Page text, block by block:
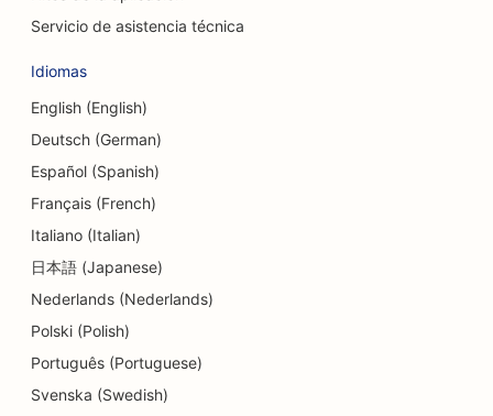
SEO para tiendas de cupcakes
SEO para estudios de danza
SEO para servicios de asesoramiento sobre
deudas
SEO para clínicas dentales
SEO para tiendas de delicatessen
SEO para comensales
SEO para servicios de dermoabrasión
Servicio de asistencia técnica
Idiomas
English (English)
Deutsch (German)
Español (Spanish)
Français (French)
Italiano (Italian)
日本語 (Japanese)
Nederlands (Nederlands)
Polski (Polish)
Português (Portuguese)
Svenska (Swedish)